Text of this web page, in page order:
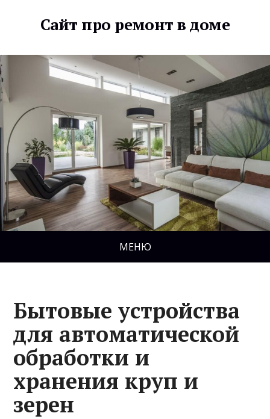
Сайт про ремонт в доме
МЕНЮ
Бытовые устройства
для автоматической
обработки и
хранения круп и
зерен